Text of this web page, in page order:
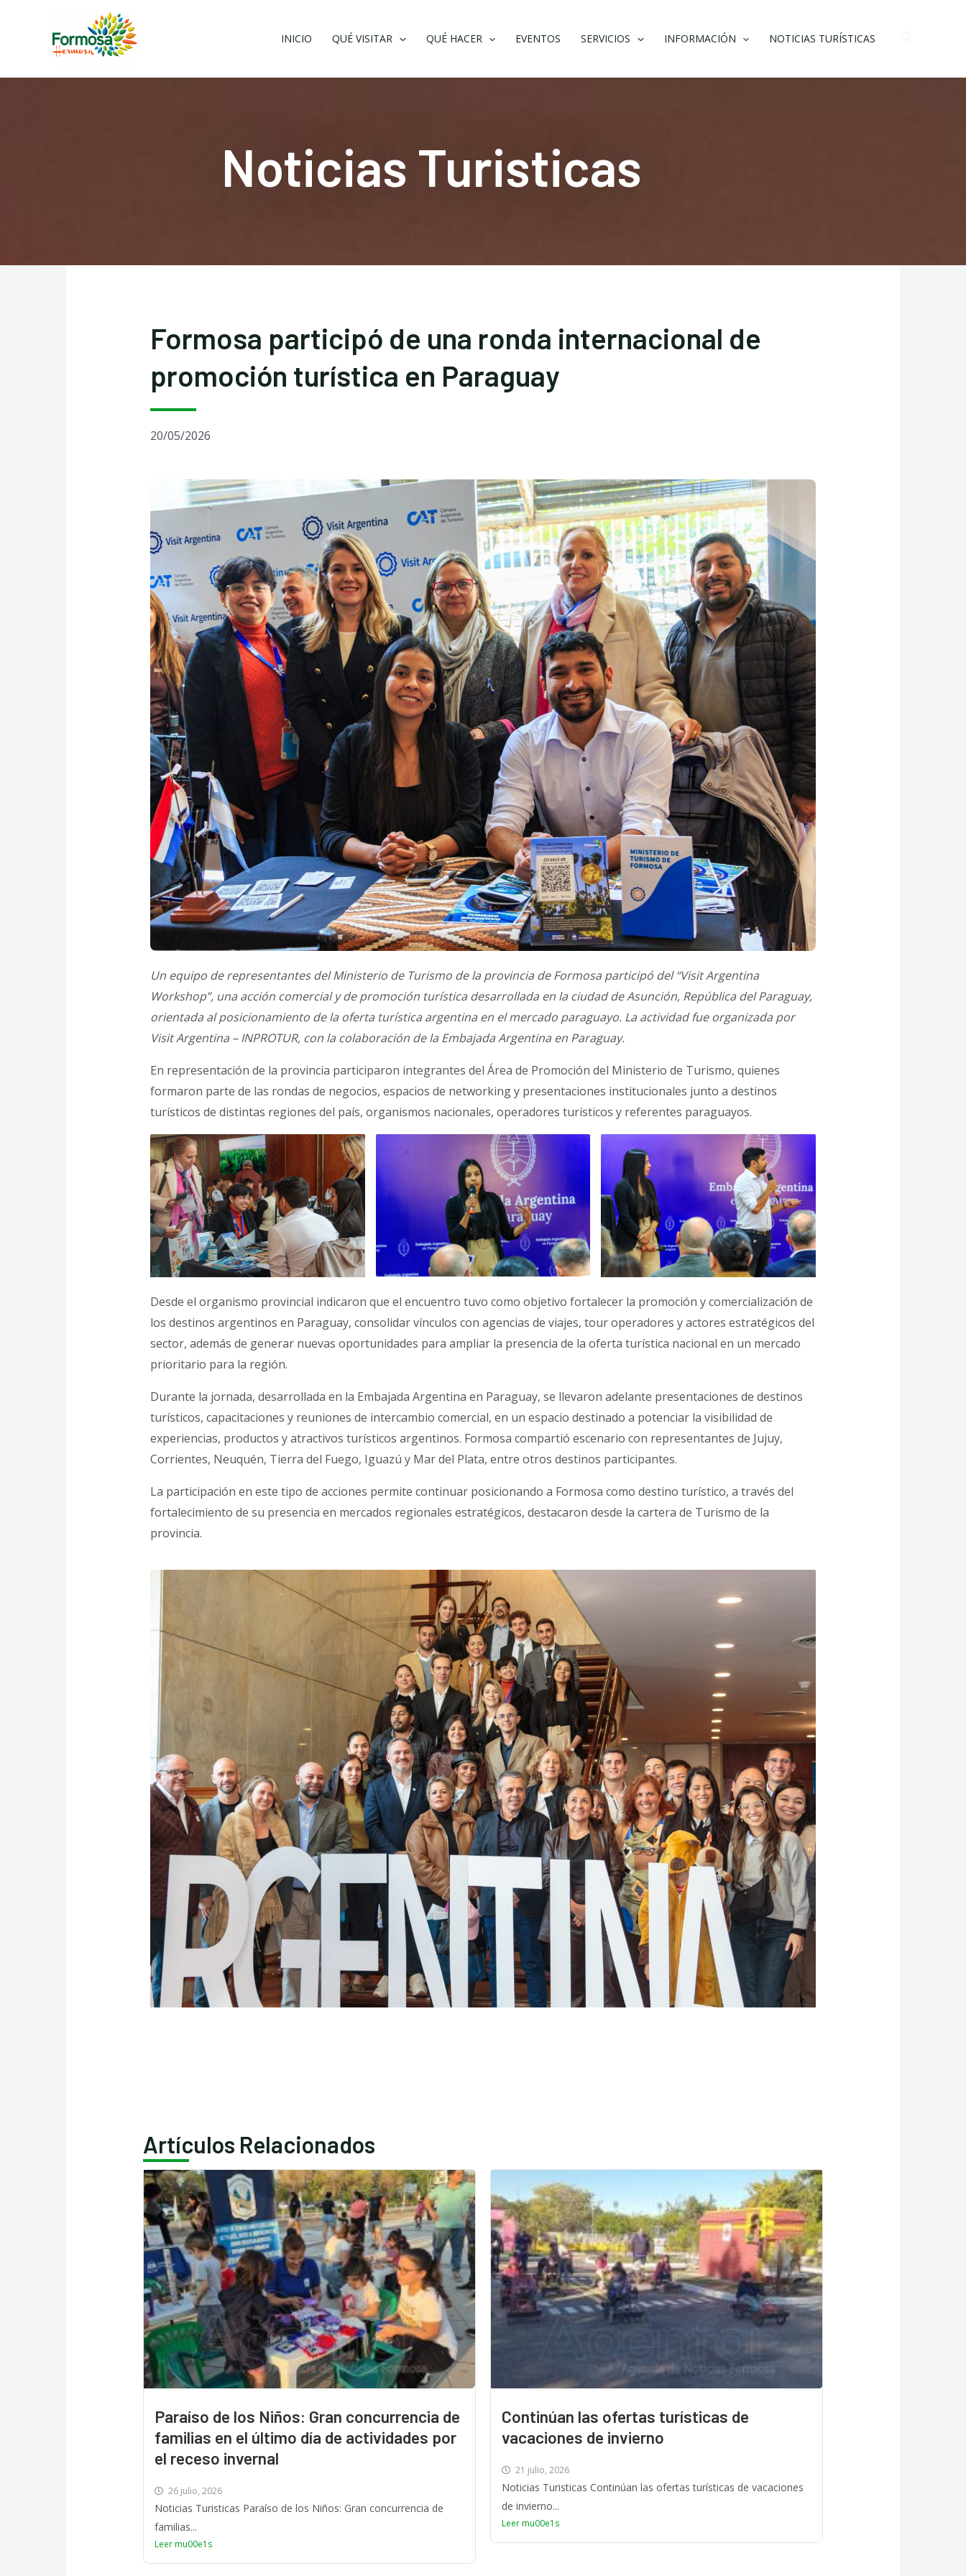
contenido
INICIO QUÉ VISITAR QUÉ HACER EVENTOS SERVICIOS INFORMACIÓN NOTICIAS TURÍSTICAS
Noticias Turisticas
Formosa participó de una ronda internacional de
promoción turística en Paraguay
20/05/2026
Un equipo de representantes del Ministerio de Turismo de la provincia de Formosa participó del “Visit Argentina
Workshop”, una acción comercial y de promoción turística desarrollada en la ciudad de Asunción, República del Paraguay,
orientada al posicionamiento de la oferta turística argentina en el mercado paraguayo. La actividad fue organizada por
Visit Argentina – INPROTUR, con la colaboración de la Embajada Argentina en Paraguay.
En representación de la provincia participaron integrantes del Área de Promoción del Ministerio de Turismo, quienes
formaron parte de las rondas de negocios, espacios de networking y presentaciones institucionales junto a destinos
turísticos de distintas regiones del país, organismos nacionales, operadores turísticos y referentes paraguayos.
Desde el organismo provincial indicaron que el encuentro tuvo como objetivo fortalecer la promoción y comercialización de
los destinos argentinos en Paraguay, consolidar vínculos con agencias de viajes, tour operadores y actores estratégicos del
sector, además de generar nuevas oportunidades para ampliar la presencia de la oferta turística nacional en un mercado
prioritario para la región.
Durante la jornada, desarrollada en la Embajada Argentina en Paraguay, se llevaron adelante presentaciones de destinos
turísticos, capacitaciones y reuniones de intercambio comercial, en un espacio destinado a potenciar la visibilidad de
experiencias, productos y atractivos turísticos argentinos. Formosa compartió escenario con representantes de Jujuy,
Corrientes, Neuquén, Tierra del Fuego, Iguazú y Mar del Plata, entre otros destinos participantes.
La participación en este tipo de acciones permite continuar posicionando a Formosa como destino turístico, a través del
fortalecimiento de su presencia en mercados regionales estratégicos, destacaron desde la cartera de Turismo de la
provincia.
Artículos Relacionados
Paraíso de los Niños: Gran concurrencia de
familias en el último día de actividades por
el receso invernal
26 julio, 2026
Noticias Turisticas Paraíso de los Niños: Gran concurrencia de
familias...
Leer mu00e1s
Continúan las ofertas turísticas de
vacaciones de invierno
21 julio, 2026
Noticias Turisticas Continúan las ofertas turísticas de vacaciones
de invierno...
Leer mu00e1s